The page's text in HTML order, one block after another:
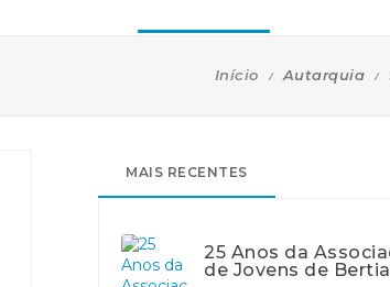
Início Autarquia
MAIS RECENTES
25 Anos da
de Jovens de